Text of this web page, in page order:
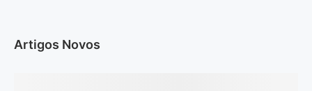
Artigos Novos